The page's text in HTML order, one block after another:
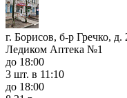
г. Борисов, б-р Гречко, д.
Ледиком Аптека №1
до 18:00
3 шт. в 11:10
до 18:00